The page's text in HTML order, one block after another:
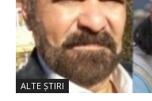
ALTE ŞTIRI